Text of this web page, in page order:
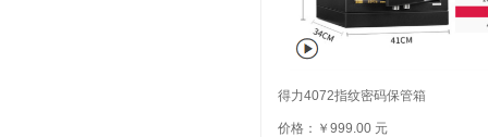
得力4072指纹密码保管箱
价格：￥999.00 元